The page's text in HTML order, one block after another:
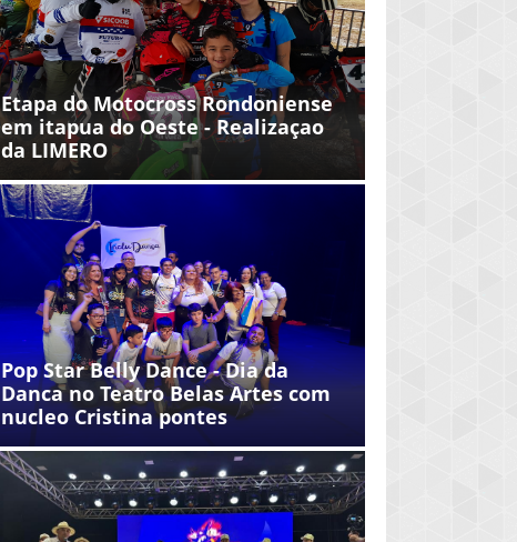
Etapa do Motocross Rondoniense
em itapua do Oeste - Realizaçao
da LIMERO
Pop Star Belly Dance - Dia da
Danca no Teatro Belas Artes com
nucleo Cristina pontes